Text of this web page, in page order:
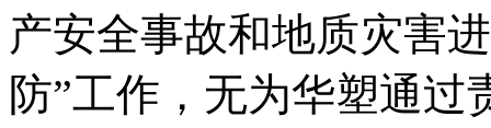
产安全事故和地质灾害
防”工作，无为华塑通